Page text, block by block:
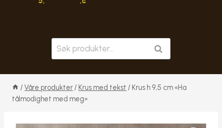
Søk
etter:
SØK
/Våre produkter / Krus med tekst / Krus h 9,5 cm «Ha
tålmodighet med meg»